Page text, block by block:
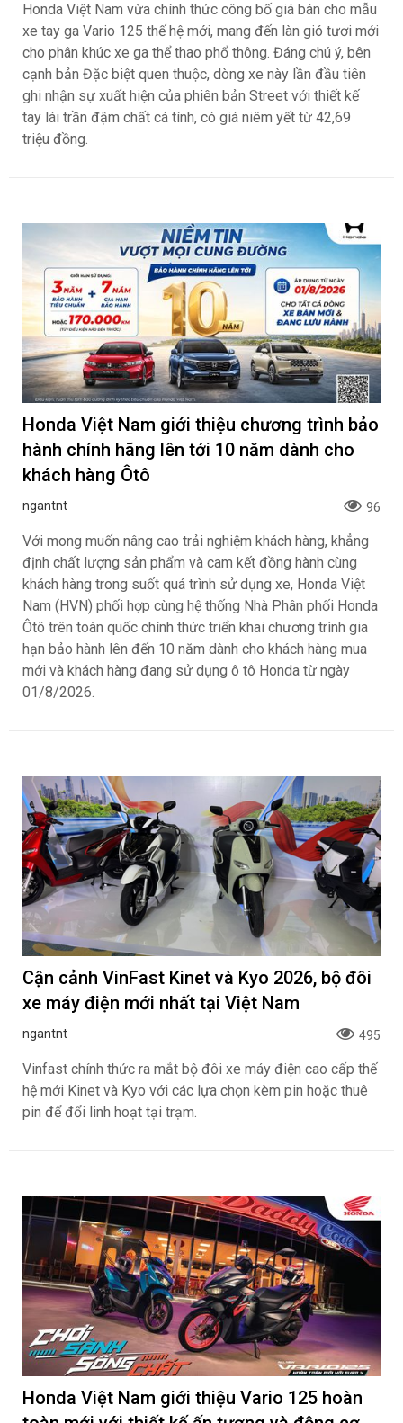
Honda Việt Nam vừa chính thức công bố giá bán cho mẫu
xe tay ga Vario 125 thế hệ mới, mang đến làn gió tươi mới
cho phân khúc xe ga thể thao phổ thông. Đáng chú ý, bên
cạnh bản Đặc biệt quen thuộc, dòng xe này lần đầu tiên
ghi nhận sự xuất hiện của phiên bản Street với thiết kế
tay lái trần đậm chất cá tính, có giá niêm yết từ 42,69
triệu đồng.
Honda Việt Nam giới thiệu chương trình bảo
hành chính hãng lên tới 10 năm dành cho
khách hàng Ôtô
ngantnt 96
Với mong muốn nâng cao trải nghiệm khách hàng, khẳng
định chất lượng sản phẩm và cam kết đồng hành cùng
khách hàng trong suốt quá trình sử dụng xe, Honda Việt
Nam (HVN) phối hợp cùng hệ thống Nhà Phân phối Honda
Ôtô trên toàn quốc chính thức triển khai chương trình gia
hạn bảo hành lên đến 10 năm dành cho khách hàng mua
mới và khách hàng đang sử dụng ô tô Honda từ ngày
01/8/2026.
Cận cảnh VinFast Kinet và Kyo 2026, bộ đôi
xe máy điện mới nhất tại Việt Nam
ngantnt 495
Vinfast chính thức ra mắt bộ đôi xe máy điện cao cấp thế
hệ mới Kinet và Kyo với các lựa chọn kèm pin hoặc thuê
pin để đổi linh hoạt tại trạm.
Honda Việt Nam giới thiệu Vario 125 hoàn